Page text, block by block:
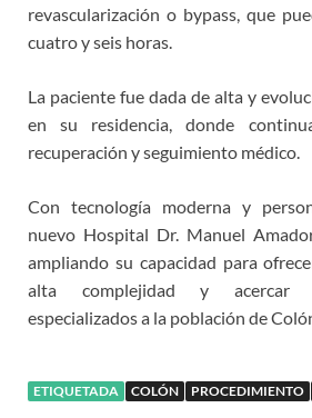
revascularización o bypass, que
cuatro y seis horas.
La paciente fue dada de alta y
en su residencia, donde
recuperación y seguimiento médico.
Con tecnología moderna y
nuevo Hospital Dr. Manuel
ampliando su capacidad para
alta complejidad y acercar
especializados a la población de
ETIQUETADA COLÓN PROCEDIMIENTO